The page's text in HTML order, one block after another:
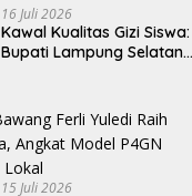
Terintegrasi Pertama di
Lampung
16 Juli 2026
Kawal Kualitas Gizi Siswa:
Bupati Lampung Selatan
Bergizi Gratis di Natar
15 Juli 2026